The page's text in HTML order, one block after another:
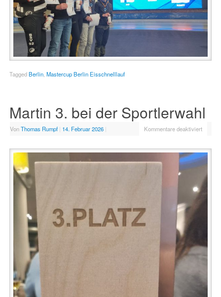
TaggedBerlin, Mastercup Berlin Eisschnelllauf
Martin 3. bei der Sportlerwahl
VonThomas Rumpf | 14. Februar 2026 | Kommentare deaktiviert